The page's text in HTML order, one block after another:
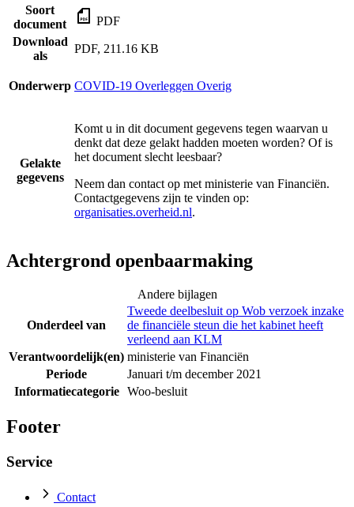
Soort
document
PDF
Download
als
PDF, 211.16 KB
Onderwerp COVID-19 Overleggen Overig
Gelakte
gegevens
Komt u in dit document gegevens tegen waarvan u
denkt dat deze gelakt hadden moeten worden? Of is
het document slecht leesbaar?
Neem dan contact op met ministerie van Financiën.
Contactgegevens zijn te vinden op:
organisaties.overheid.nl.
Achtergrond openbaarmaking
Andere bijlagen
Onderdeel van
Tweede deelbesluit op Wob verzoek inzake
de financiële steun die het kabinet heeft
verleend aan KLM
Verantwoordelijk(en) ministerie van Financiën
Periode
Januari t/m december 2021
Informatiecategorie
Woo-besluit
Footer
Service
Contact